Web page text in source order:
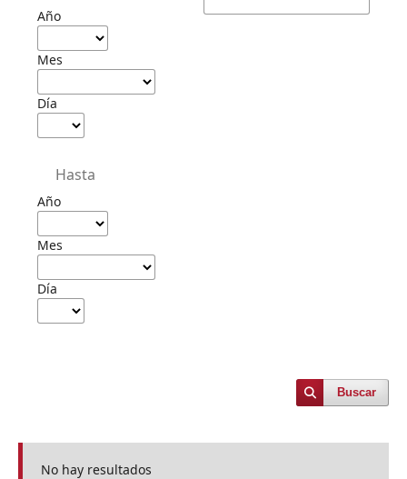
Año
Mes
Día
Hasta
Año
Mes
Día
Buscar
No hay resultados